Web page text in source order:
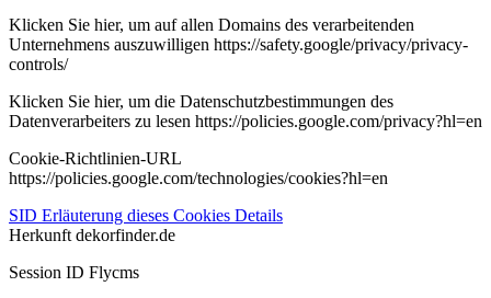
Klicken Sie hier, um auf allen Domains des verarbeitenden
Unternehmens auszuwilligen https://safety.google/privacy/privacy-
controls/
Klicken Sie hier, um die Datenschutzbestimmungen des
Datenverarbeiters zu lesen https://policies.google.com/privacy?hl=en
Cookie-Richtlinien-URL
https://policies.google.com/technologies/cookies?hl=en
SID Erläuterung dieses Cookies Details
Herkunft dekorfinder.de
Session ID Flycms